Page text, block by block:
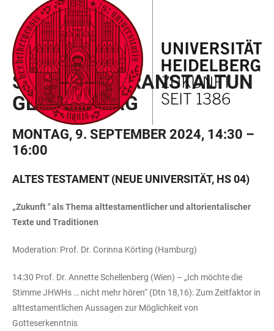
LINKS
ZUR
BARRIEREFREIHEIT
ZUM
HAUPTINHALT
HAUPTNAVIGATION
ÖFFNEN
WEBSEITENSUCHE
ÖFFNEN
PROGRAMM
SEKTIONSVERANSTALTUN
GEN MONTAG
MONTAG, 9. SEPTEMBER 2024, 14:30 –
16:00
ALTES TESTAMENT (NEUE UNIVERSITÄT, HS 04)
„Zukunft " als Thema alttestamentlicher und altorientalischer
Texte und Traditionen
Moderation: Prof. Dr. Corinna Körting (Hamburg)
14:30 Prof. Dr. Annette Schellenberg (Wien) – „Ich möchte die
Stimme JHWHs … nicht mehr hören“ (Dtn 18,16): Zum Zeitfaktor in
alttestamentlichen Aussagen zur Möglichkeit von
Gotteserkenntnis